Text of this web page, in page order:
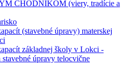
CHODNÍKOM (viery, tradície a
(stavebné úpravy) materskej
základnej školy v Lokci -
stavebné úpravy telocvične